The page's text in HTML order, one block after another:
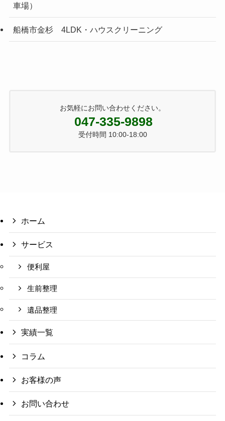
車場）
船橋市金杉 4LDK・ハウスクリーニング
お気軽にお問い合わせください。
047-335-9898
受付時間 10:00-18:00
ホーム
サービス
便利屋
生前整理
遺品整理
実績一覧
コラム
お客様の声
お問い合わせ